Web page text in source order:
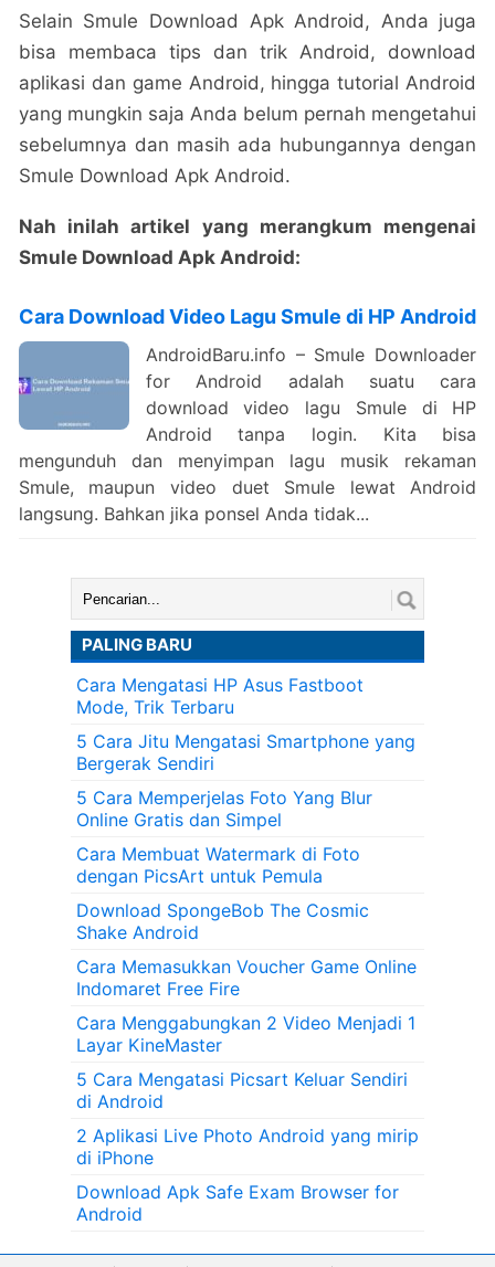
Selain Smule Download Apk Android, Anda juga
bisa membaca tips dan trik Android, download
aplikasi dan game Android, hingga tutorial Android
yang mungkin saja Anda belum pernah mengetahui
sebelumnya dan masih ada hubungannya dengan
Smule Download Apk Android.
Nah inilah artikel yang merangkum mengenai
Smule Download Apk Android:
Cara Download Video Lagu Smule di HP Android
AndroidBaru.info – Smule Downloader
for Android adalah suatu cara
download video lagu Smule di HP
Android tanpa login. Kita bisa
mengunduh dan menyimpan lagu musik rekaman
Smule, maupun video duet Smule lewat Android
langsung. Bahkan jika ponsel Anda tidak...
Cari:
PALING BARU
Cara Mengatasi HP Asus Fastboot
Mode, Trik Terbaru
5 Cara Jitu Mengatasi Smartphone yang
Bergerak Sendiri
5 Cara Memperjelas Foto Yang Blur
Online Gratis dan Simpel
Cara Membuat Watermark di Foto
dengan PicsArt untuk Pemula
Download SpongeBob The Cosmic
Shake Android
Cara Memasukkan Voucher Game Online
Indomaret Free Fire
Cara Menggabungkan 2 Video Menjadi 1
Layar KineMaster
5 Cara Mengatasi Picsart Keluar Sendiri
di Android
2 Aplikasi Live Photo Android yang mirip
di iPhone
Download Apk Safe Exam Browser for
Android